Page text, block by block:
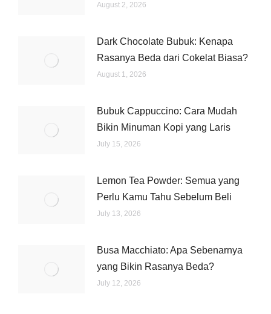
August 2, 2026
Dark Chocolate Bubuk: Kenapa
Rasanya Beda dari Cokelat Biasa?
August 1, 2026
Bubuk Cappuccino: Cara Mudah
Bikin Minuman Kopi yang Laris
July 15, 2026
Lemon Tea Powder: Semua yang
Perlu Kamu Tahu Sebelum Beli
July 13, 2026
Busa Macchiato: Apa Sebenarnya
yang Bikin Rasanya Beda?
July 12, 2026